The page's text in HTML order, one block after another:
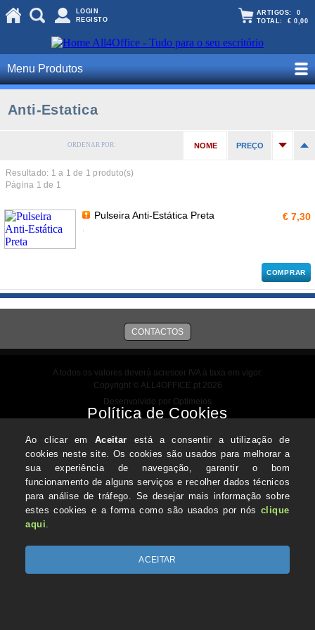
LOGIN
REGISTO
ARTIGOS: 0
TOTAL: € 0,00
Menu Produtos
Anti-Estatica
ORDENAR POR: NOME PREÇO
Resultado: 1 a 1 de 1 produto(s)
Página 1 de 1
Pulseira Anti-Estática Preta
.
€ 7,30
COMPRAR
CONTACTOS
A todos os valores deverá acrescer IVA à taxa em vigor.
Copyright © ALL4OFFICE.pt 2026
Desenvolvido por Optimeios